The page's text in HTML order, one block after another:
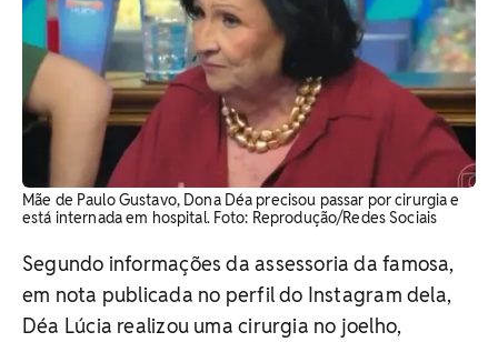
Mãe de Paulo Gustavo, Dona Déa precisou passar por cirurgia e
está internada em hospital. Foto: Reprodução/Redes Sociais
Segundo informações da assessoria da famosa,
em nota publicada no perfil do Instagram dela,
Déa Lúcia realizou uma cirurgia no joelho,